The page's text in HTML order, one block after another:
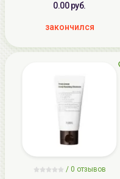
0.00 руб.
закончился
/ 0 отзывов